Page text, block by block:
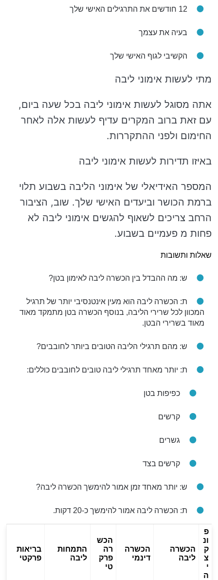
12 חודשים את התרגילים האישי שלך
בעיה את עצמך
הקשיבי לגוף האישי שלך
מתי לעשות אימוני ליבה
אתה מסוגל לעשות אימוני ליבה בכל שעה ביום,
עם זאת ברוב המקרים עדיף לעשות אלה לאחר
החימום ולפני ההתקררות.
באיזו תדירות לעשות אימוני ליבה
המספר האידיאלי של אימוני הליבה בשבוע תלוי
ברמת הכושר וביעדים האישי שלך. שוב, הציבור
הרחב צריכים לשאוף להגשים אימוני ליבה לא
פחות מ פעמיים בשבוע.
שאלות ותשובות
ש: מה ההבדל בין הכשרה ליבה לאימון בטן?
ת: הכשרה ליבה הוא מעין אינטנסיבי יותר של תרגיל
המכוון לכל שרירי הליבה, בנוסף הכשרה בטן מתמקד מאוד
מאוד בשרירי הבטן.
ש: מהם תרגילי הליבה הטובים ביותר לחובבים?
ת: יותר מאחד תרגילי ליבה טובים לחובבים כוללים:
כפיפות בטן
קרשים
גשרים
קרשים בצד
ש: יותר מאחד זמן אמור להימשך הכשרה ליבה?
ת: הכשרה ליבה אמור להימשך כ-20 דקות.
פ
ונ
ק
צ
י
ה
הכשרה
ליבה
הכשרה
דינמי
הכש
רה
פרק
טי
התמחות
ליבה
בריאות
פרקטי